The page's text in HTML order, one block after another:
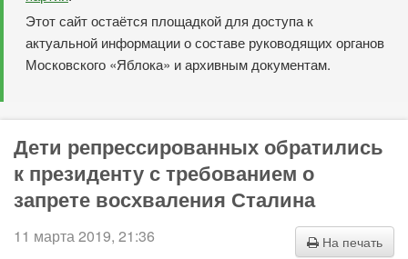
Этот сайт остаётся площадкой для доступа к
актуальной информации о составе руководящих органов
Московского «Яблока» и архивным документам.
Дети репрессированных обратились
к президенту с требованием о
запрете восхваления Сталина
На печать
11 марта 2019, 21:36